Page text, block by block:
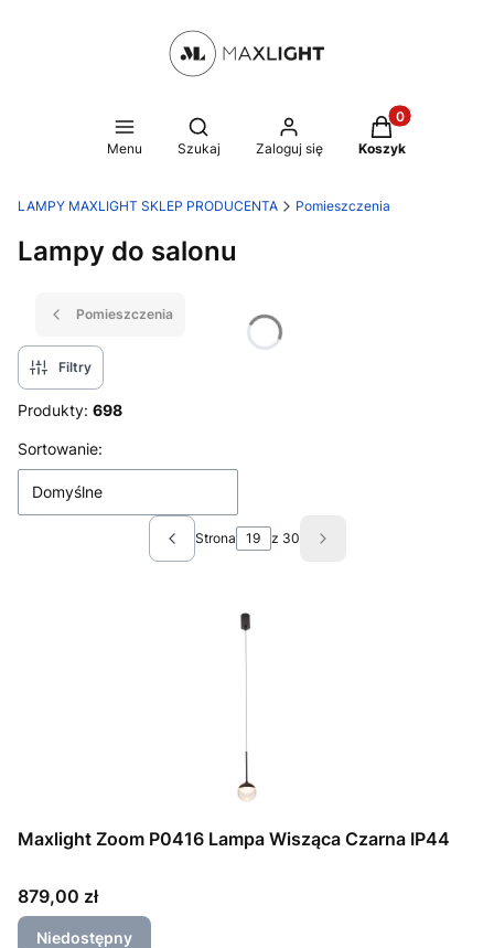
Menu
Otwórz wyszukiwarkę
Szukaj Zaloguj się
Produkty w
Koszyk
LAMPY MAXLIGHT SKLEP PRODUCENTA Pomieszczenia
Lampy do salonu
Pomieszczenia
Filtry
Produkty: 698
Lista produktów
Sortowanie:
Domyślne
Poprzednie produkty
Strona z 30 Następne produkty
Maxlight Zoom P0416 Lampa Wisząca Czarna IP44
Cena
879,00 zł
Niedostępny